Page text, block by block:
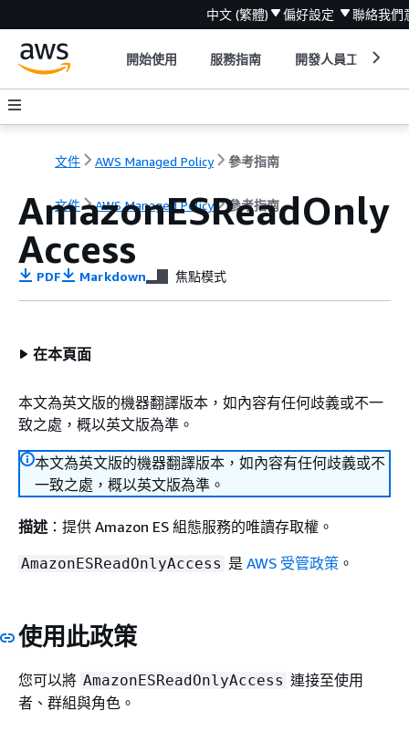
中文 (繁體) 偏好設定 聯絡我們
開始使用 服務指南 開發人員工具
文件 AWS Managed Policy 參考指南
文件 AWS Managed Policy 參考指南
AmazonESReadOnly
Access
PDF Markdown 焦點模式
在本頁面
本文為英文版的機器翻譯版本，如內容有任何歧義或不一
致之處，概以英文版為準。
本文為英文版的機器翻譯版本，如內容有任何歧義或不
一致之處，概以英文版為準。
描述 ：提供 Amazon ES 組態服務的唯讀存取權。
AmazonESReadOnlyAccess 是 AWS 受管政策 。
使用此政策
您可以將 AmazonESReadOnlyAccess 連接至使用
者、群組與角色。